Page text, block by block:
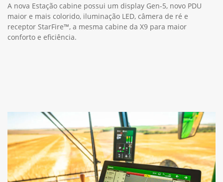
A nova Estação cabine possui um display Gen-5, novo PDU
maior e mais colorido, iluminação LED, câmera de ré e
receptor StarFire™, a mesma cabine da X9 para maior
conforto e eficiência.